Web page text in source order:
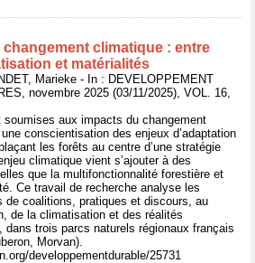
changement climatique : entre
et matérialités
Marieke - In : DEVELOPPEMENT
novembre 2025 (03/11/2025), VOL. 16,
aux impacts du changement
conscientisation des enjeux d’adaptation
les forêts au centre d’une stratégie
climatique vient s’ajouter à des
que la multifonctionnalité forestière et
Ce travail de recherche analyse les
de coalitions, pratiques et discours, au
de la climatisation et des réalités
trois parcs naturels régionaux français
Morvan).
developpementdurable/25731